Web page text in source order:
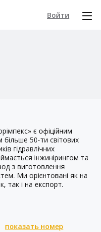
Войти
є офіційним
50-ти світових
гідравлічних
інжинірингом та
з виготовлення
Ми орієнтовані як на
так і на експорт.
показать номер